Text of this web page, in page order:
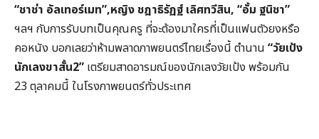
“ชาช่า อัลเทอร์เมท”,หญิงชฎาธิรัฏฐ์ เลิศทวีสิน, “อั้ม ฐนิชา”
ฯลฯ กับการรับบทเป็นคุณครู ที่จะต้องมาใครที่เป็นแฟนตัวยงหรือ
คอหนัง บอกเลยว่าห้ามพลาดภาพยนตร์ไทยเรื่องนี้ ตำนาน “วัยเป้ง
นักเลงขาสั้น2” เตรียมสาดอารมณ์ของนักเลงวัยเป้ง พร้อมกัน
23 ตุลาคมนี้ ในโรงภาพยนตร์ทั่วประเทศ